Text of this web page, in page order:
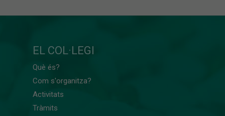
EL COL·LEGI
Què és?
Com s'organitza?
Activitats
Tràmits